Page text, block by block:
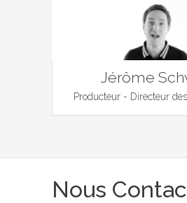
Jérôme
Producteur - Directeur
Nous